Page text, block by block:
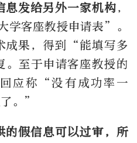
息发给另外一家机构，
客座教授申请表”。
成果，得到“能填写多
至于申请客座教授的
应称“没有成功率一
。”
的假信息可以过审，所